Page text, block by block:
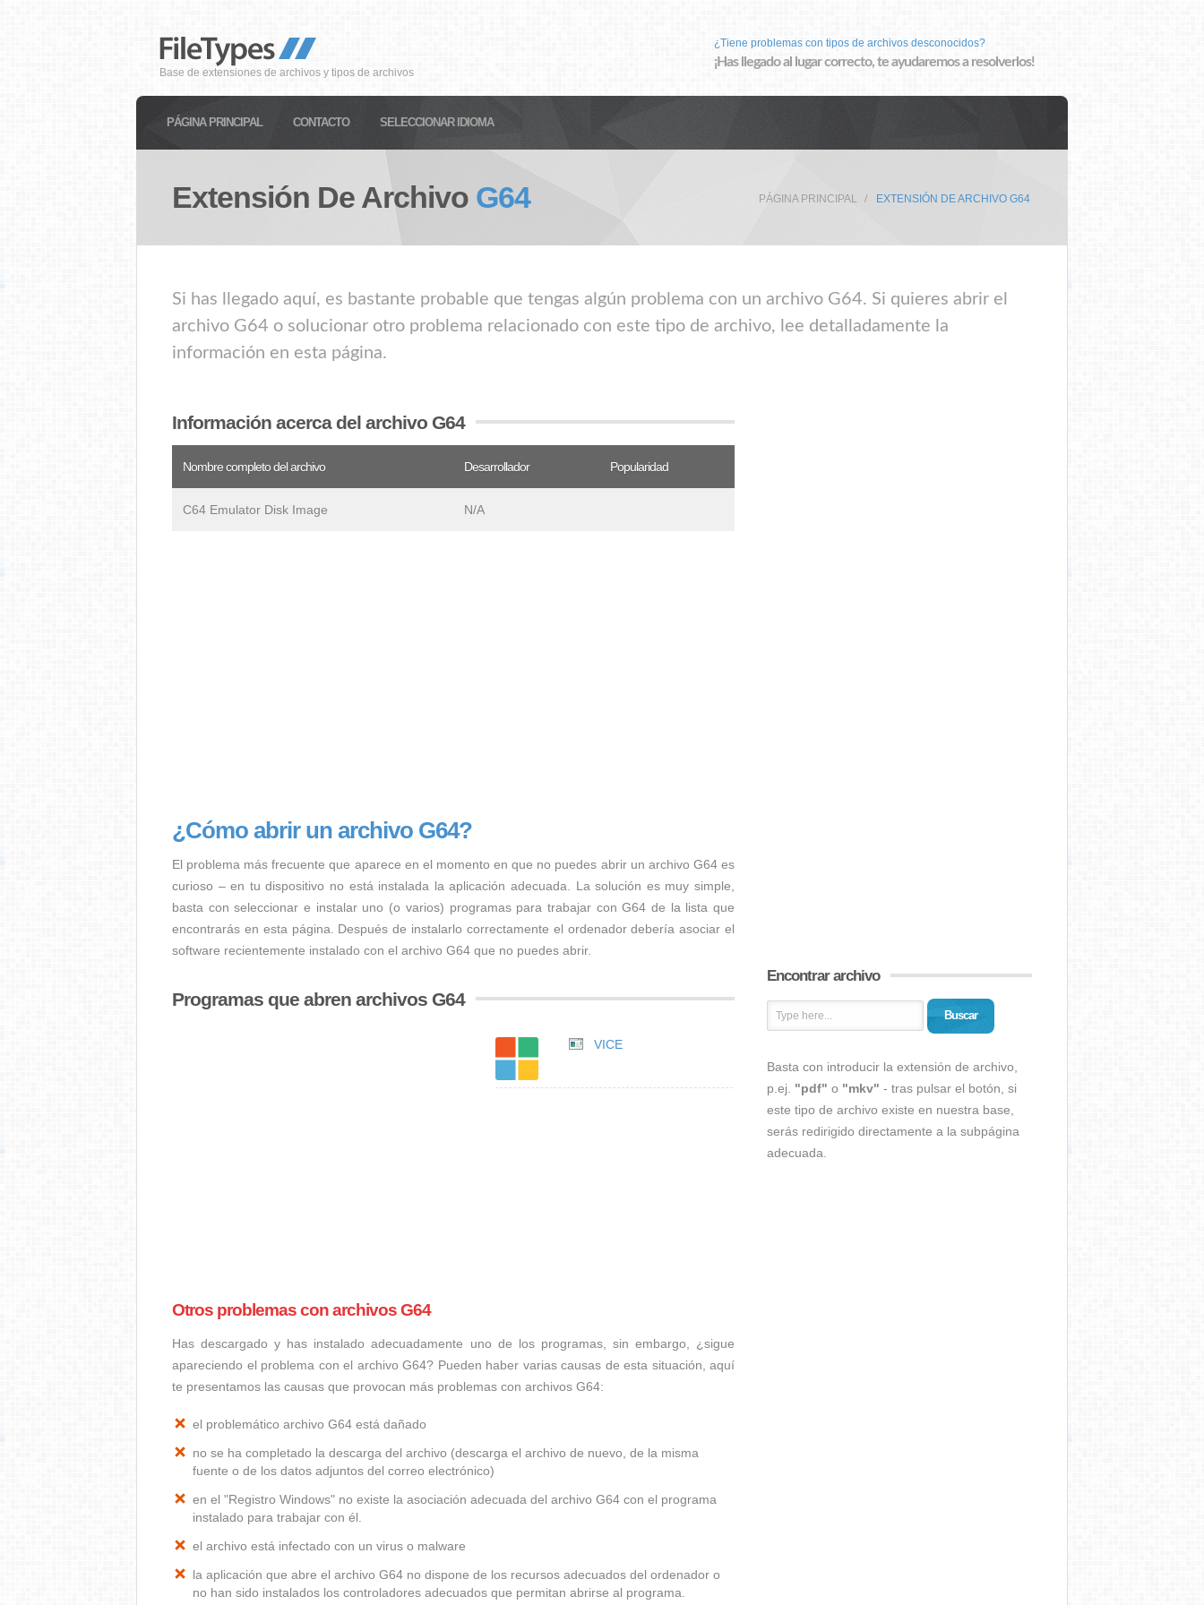
Base de extensiones de archivos y tipos de archivos
¿Tiene problemas con tipos de archivos desconocidos?
¡Has llegado al lugar correcto, te ayudaremos a resolverlos!
PÁGINA PRINCIPAL CONTACTO SELECCIONAR IDIOMA
Extensión De Archivo G64 PÁGINA PRINCIPAL EXTENSIÓN DE ARCHIVO G64
Si has llegado aquí, es bastante probable que tengas algún problema con un archivo G64. Si quieres abrir el
archivo G64 o solucionar otro problema relacionado con este tipo de archivo, lee detalladamente la
información en esta página.
Información acerca del archivo G64
Nombre completo del archivo Desarrollador Popularidad
C64 Emulator Disk Image N/A
¿Cómo abrir un archivo G64?
El problema más frecuente que aparece en el momento en que no puedes abrir un archivo G64 es
curioso – en tu dispositivo no está instalada la aplicación adecuada. La solución es muy simple,
basta con seleccionar e instalar uno (o varios) programas para trabajar con G64 de la lista que
encontrarás en esta página. Después de instalarlo correctamente el ordenador debería asociar el
software recientemente instalado con el archivo G64 que no puedes abrir.
Programas que abren archivos G64
VICE
Otros problemas con archivos G64
Has descargado y has instalado adecuadamente uno de los programas, sin embargo, ¿sigue
apareciendo el problema con el archivo G64? Pueden haber varias causas de esta situación, aquí
te presentamos las causas que provocan más problemas con archivos G64:
el problemático archivo G64 está dañado
no se ha completado la descarga del archivo (descarga el archivo de nuevo, de la misma
fuente o de los datos adjuntos del correo electrónico)
en el "Registro Windows" no existe la asociación adecuada del archivo G64 con el programa
instalado para trabajar con él.
el archivo está infectado con un virus o malware
la aplicación que abre el archivo G64 no dispone de los recursos adecuados del ordenador o
no han sido instalados los controladores adecuados que permitan abrirse al programa.
Encontrar archivo
Buscar
Basta con introducir la extensión de archivo,
p.ej. "pdf" o "mkv" - tras pulsar el botón, si
este tipo de archivo existe en nuestra base,
serás redirigido directamente a la subpágina
adecuada.